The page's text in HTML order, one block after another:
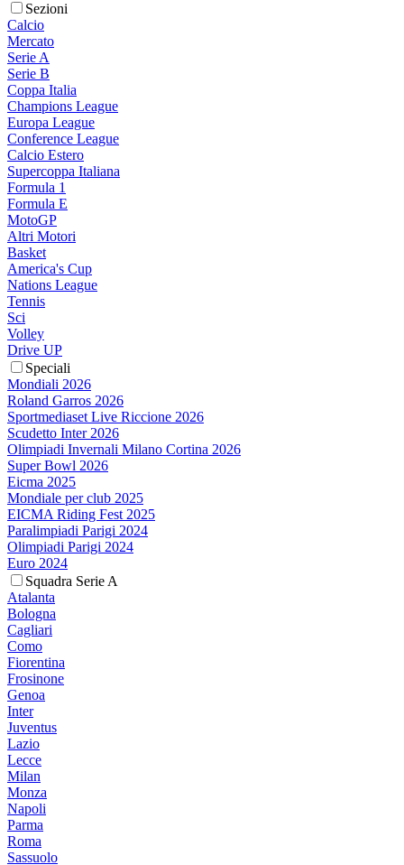
Sezioni
Calcio
Mercato
Serie A
Serie B
Coppa Italia
Champions League
Europa League
Conference League
Calcio Estero
Supercoppa Italiana
Formula 1
Formula E
MotoGP
Altri Motori
Basket
America's Cup
Nations League
Tennis
Sci
Volley
Drive UP
Speciali
Mondiali 2026
Roland Garros 2026
Sportmediaset Live Riccione 2026
Scudetto Inter 2026
Olimpiadi Invernali Milano Cortina 2026
Super Bowl 2026
Eicma 2025
Mondiale per club 2025
EICMA Riding Fest 2025
Paralimpiadi Parigi 2024
Olimpiadi Parigi 2024
Euro 2024
Squadra Serie A
Atalanta
Bologna
Cagliari
Como
Fiorentina
Frosinone
Genoa
Inter
Juventus
Lazio
Lecce
Milan
Monza
Napoli
Parma
Roma
Sassuolo